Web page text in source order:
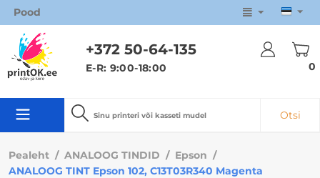
Pood
Otsi
+372 50-64-135
E-R: 9:00-18:00 0
Pealeht / ANALOOG TINDID / Epson /
ANALOOG TINT Epson 102, C13T03R340 Magenta